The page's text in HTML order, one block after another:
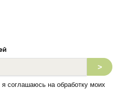
>
соглашаюсь на обработку моих